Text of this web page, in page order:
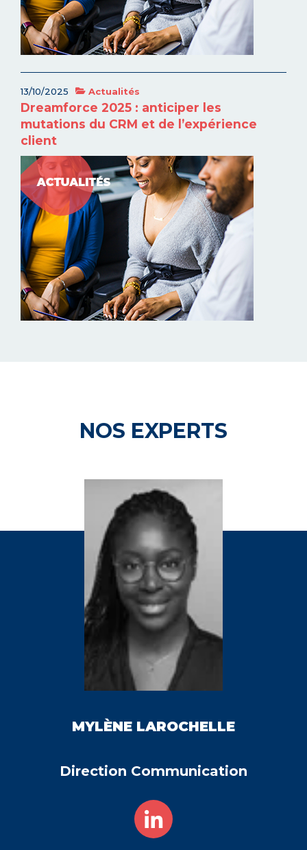
13/10/2025 Actualités
Dreamforce 2025 : anticiper les
mutations du CRM et de l’expérience
client
NOS EXPERTS
MYLÈNE LAROCHELLE
Direction Communication